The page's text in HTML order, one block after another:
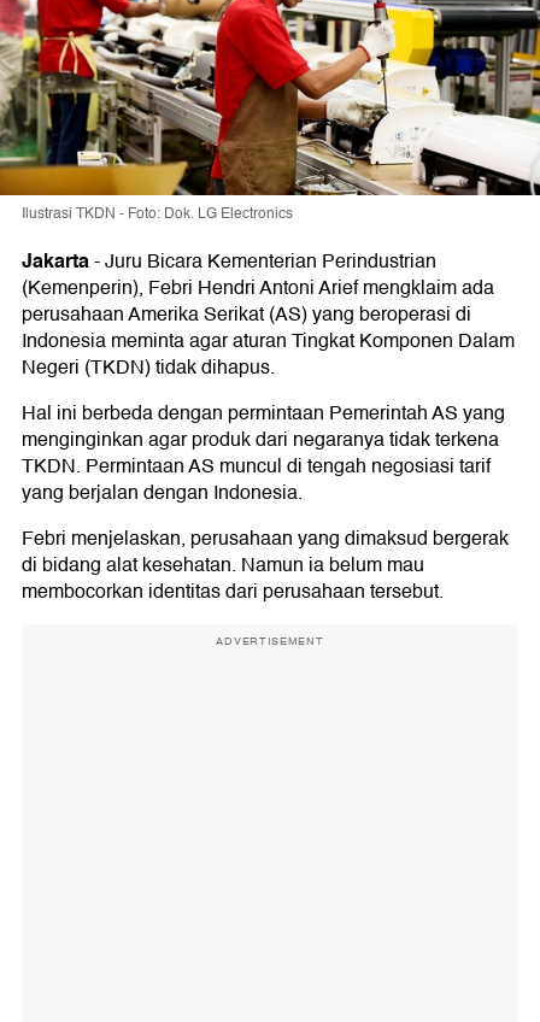
Ilustrasi TKDN - Foto: Dok. LG Electronics
Jakarta-Juru Bicara Kementerian Perindustrian
(Kemenperin), Febri Hendri Antoni Arief mengklaim ada
perusahaan Amerika Serikat (AS) yang beroperasi di
Indonesia meminta agar aturan Tingkat Komponen Dalam
Negeri (TKDN) tidak dihapus.
Hal ini berbeda dengan permintaan Pemerintah AS yang
menginginkan agar produk dari negaranya tidak terkena
TKDN. Permintaan AS muncul di tengah negosiasi tarif
yang berjalan dengan Indonesia.
Febri menjelaskan, perusahaan yang dimaksud bergerak
di bidang alat kesehatan. Namun ia belum mau
membocorkan identitas dari perusahaan tersebut.
ADVERTISEMENT